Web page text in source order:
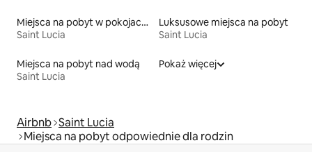
Miejsca na pobyt w pokojach prywatnych z łazienką
Saint Lucia
Luksusowe miejsca na pobyt
Saint Lucia
Miejsca na pobyt nad wodą
Saint Lucia
Pokaż więcej
Airbnb Saint Lucia
Miejsca na pobyt odpowiednie dla rodzin